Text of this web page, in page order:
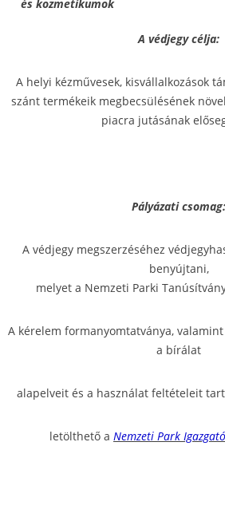
és kozmetikumok
A védjegy célja:
A helyi kézművesek, kisvállalkozások
szánt termékeik megbecsülésének
piacra jutásának
Pályázati csomag:
A védjegy megszerzéséhez
benyújtani,
melyet a Nemzeti Parki
A kérelem formanyomtatványa,
a bírálat
alapelveit és a használat feltételeit
letölthető a Nemzeti Park